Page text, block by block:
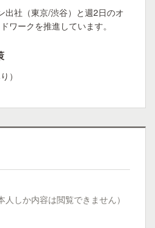
出社（東京/渋谷）と週2日のオ
ワークを推進しています。
）
人しか内容は閲覧できません）